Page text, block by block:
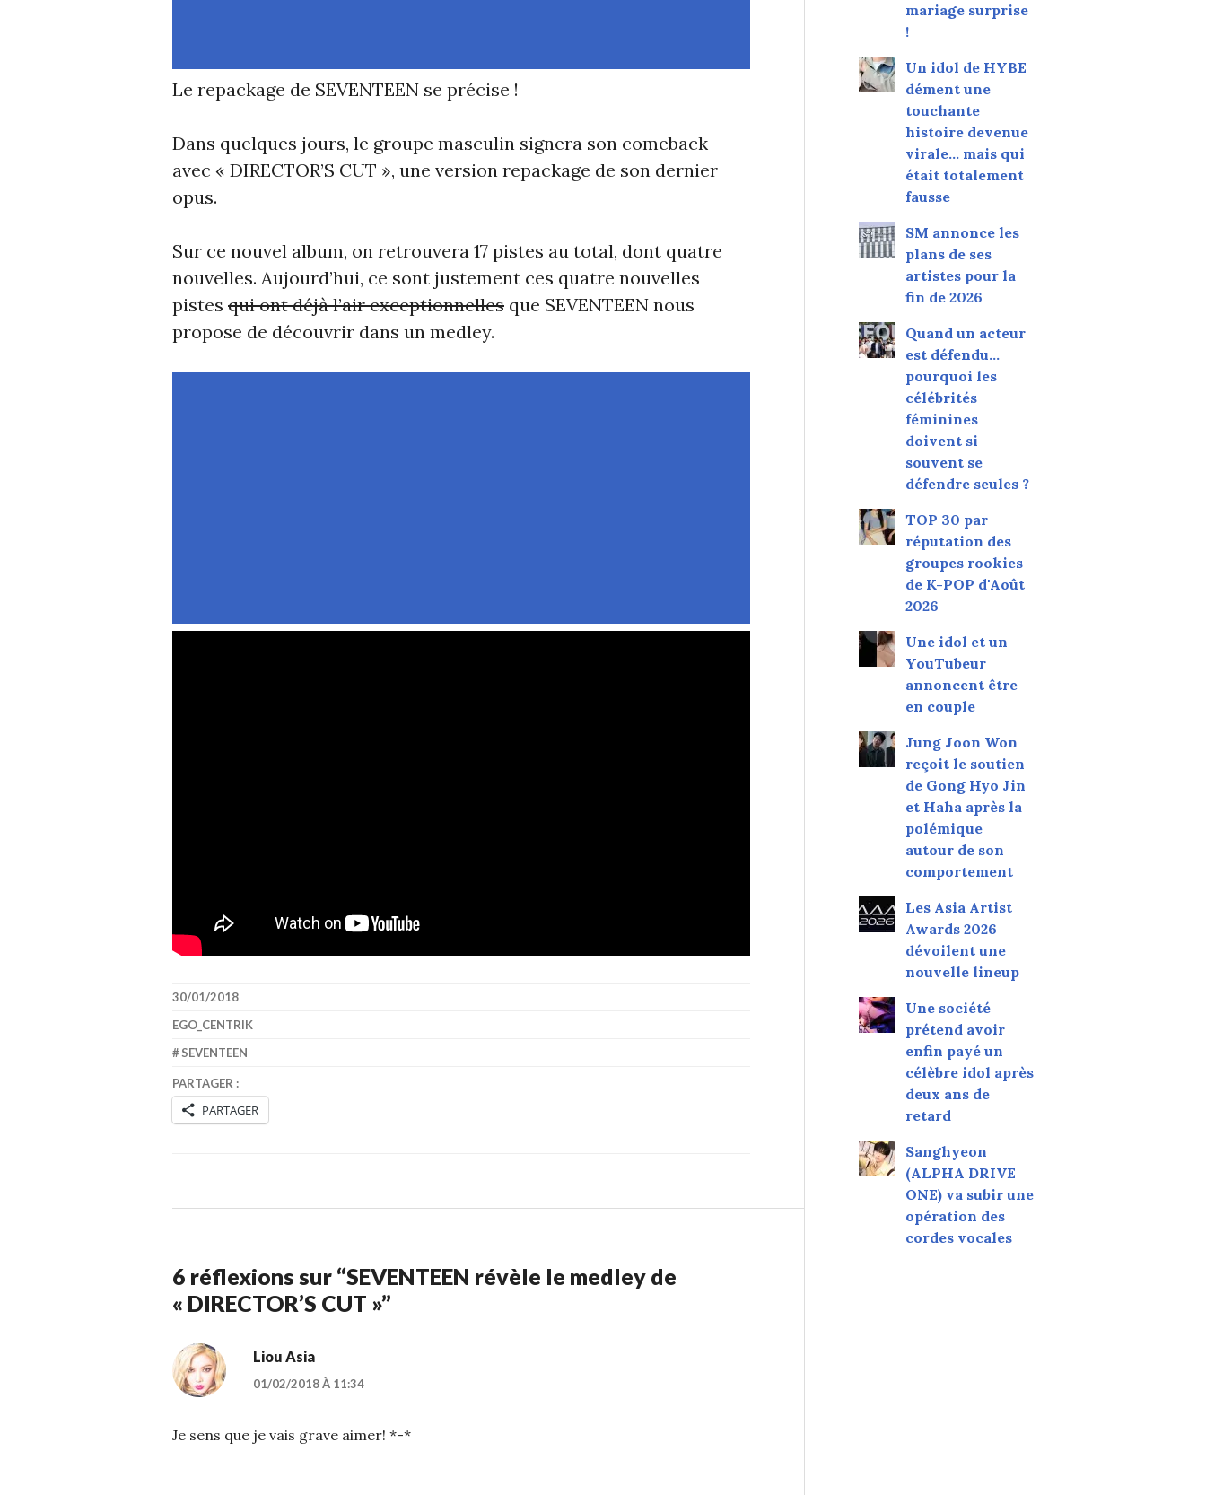
Le repackage de SEVENTEEN se précise !
Dans quelques jours, le groupe masculin signera son comeback
avec « DIRECTOR’S CUT », une version repackage de son dernier
opus.
Sur ce nouvel album, on retrouvera 17 pistes au total, dont quatre
nouvelles. Aujourd’hui, ce sont justement ces quatre nouvelles
pistes qui ont déjà l’air exceptionnelles que SEVENTEEN nous
propose de découvrir dans un medley.
30/01/2018
EGO_CENTRIK
SEVENTEEN
PARTAGER :
PARTAGER
6 réflexions sur “SEVENTEEN révèle le medley de
« DIRECTOR’S CUT »”
Liou Asia
01/02/2018 À 11:34
Je sens que je vais grave aimer! *-*
mariage surprise
!
Un idol de HYBE
dément une
touchante
histoire devenue
virale... mais qui
était totalement
fausse
SM annonce les
plans de ses
artistes pour la
fin de 2026
Quand un acteur
est défendu…
pourquoi les
célébrités
féminines
doivent si
souvent se
défendre seules ?
TOP 30 par
réputation des
groupes rookies
de K-POP d'Août
2026
Une idol et un
YouTubeur
annoncent être
en couple
Jung Joon Won
reçoit le soutien
de Gong Hyo Jin
et Haha après la
polémique
autour de son
comportement
Les Asia Artist
Awards 2026
dévoilent une
nouvelle lineup
Une société
prétend avoir
enfin payé un
célèbre idol après
deux ans de
retard
Sanghyeon
(ALPHA DRIVE
ONE) va subir une
opération des
cordes vocales